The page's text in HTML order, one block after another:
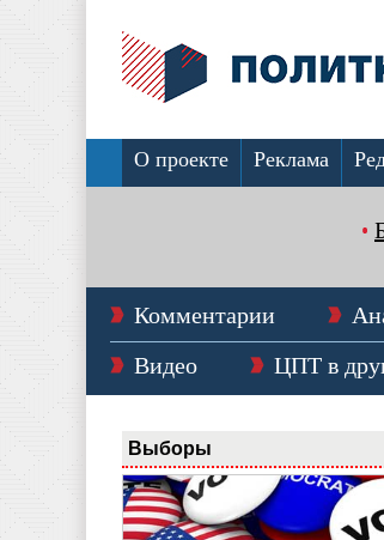
О проекте Реклама
Комментарии
Видео
ЦПТ в
Выборы